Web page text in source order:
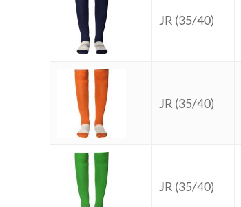
JR (35/40)
JR (35/40)
JR (35/40)